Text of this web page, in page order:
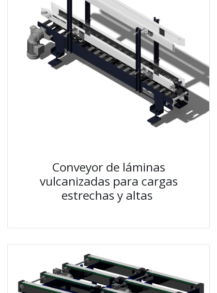
Conveyor de láminas
vulcanizadas para cargas
estrechas y altas